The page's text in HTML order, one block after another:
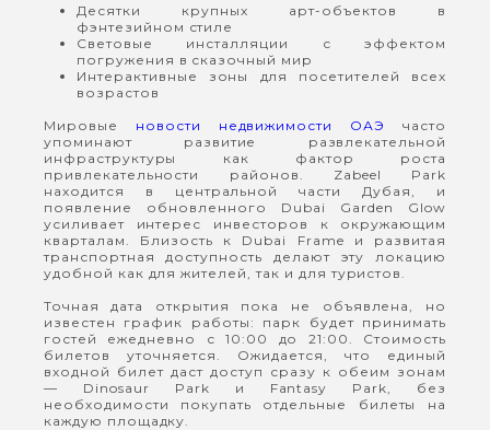
Десятки крупных арт-объектов в
фэнтезийном стиле
Световые инсталляции с эффектом
погружения в сказочный мир
Интерактивные зоны для посетителей всех
возрастов
Мировые новости недвижимости ОАЭ
часто
упоминают развитие развлекательной
инфраструктуры как фактор роста
привлекательности районов. Zabeel Park
находится в центральной части Дубая, и
появление обновленного Dubai Garden Glow
усиливает интерес инвесторов к окружающим
кварталам. Близость к Dubai Frame и развитая
транспортная доступность делают эту локацию
удобной как для жителей, так и для туристов.
Точная дата открытия пока не объявлена, но
известен график работы: парк будет принимать
гостей ежедневно с 10:00 до 21:00. Стоимость
билетов уточняется. Ожидается, что единый
входной билет даст доступ сразу к обеим зонам
— Dinosaur Park и Fantasy Park, без
необходимости покупать отдельные билеты на
каждую площадку.